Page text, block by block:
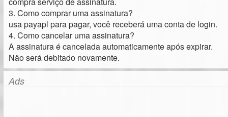
3. Como comprar uma assinatura?
usa payapl para pagar, você receberá uma conta de login.
4. Como cancelar uma assinatura?
A assinatura é cancelada automaticamente após expirar.
Não será debitado novamente.
Ads